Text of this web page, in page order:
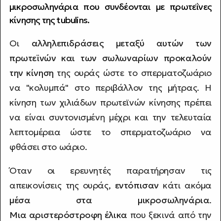
μικροσωληνάρια που συνδέονται με πρωτεΐνες
κίνησης της tubulins.
Οι αλληλεπιδράσεις μεταξύ αυτών των
πρωτεϊνών και των σωλωναρίων προκαλούν
την κίνηση της ουράς ώστε το σπερματοζωάριο
να "κολυμπά" στο περιβάλλον της μήτρας. Η
κίνηση των χιλιάδων πρωτεϊνών κίνησης πρέπει
να είναι συντονισμένη μέχρι και την τελευταία
λεπτομέρεια ώστε το σπερματοζωάριο να
φθάσει στο ωάριο.
Όταν οι ερευνητές παρατήρησαν τις
απεικονίσεις της ουράς, εντόπισαν κάτι ακόμα
μέσα στα μικροσωληνάρια.
Μια αριστερόστροφη έλικα που ξεκινά από την